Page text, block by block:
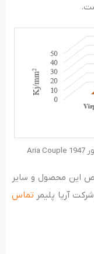
این محصول و سایر
آریا پلیمر تماس